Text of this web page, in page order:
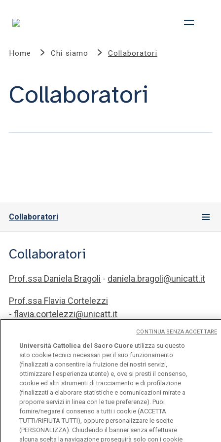
Home Chi siamo Collaboratori
Collaboratori
Collaboratori
Collaboratori
Prof.ssa Daniela Bragoli - daniela.bragoli@unicatt.it
Prof.ssa Flavia Cortelezzi
- flavia.cortelezzi@unicatt.it
Semeraro-riccardo.semeraro@unicatt.it
Dott. Benigno Pizzuto -benigno.pizzuto@unicatt.it
Università Cattolica del Sacro Cuore
Università Cattolica del Sacro Cuore utilizza su questo
sito cookie tecnici necessari per il suo funzionamento
(finalizzati a consentire la fruizione dei nostri servizi,
ottimizzare l'esperienza utente) e, ove si presti il consenso,
cookie ed altri strumenti di tracciamento e di profilazione
(finalizzati a elaborare statistiche e comunicazioni mirate a
proporre servizi in linea con le tue preferenze). Puoi
fornire/negare il consenso a tutti i cookie (ACCETTA
TUTTI/RIFIUTA TUTTI), oppure personalizzare le scelte
(PERSONALIZZA). Chiudendo il banner senza effettuare
alcuna scelta la navigazione proseguirà solo con i cookie
CONTINUA SENZA ACCETTARE